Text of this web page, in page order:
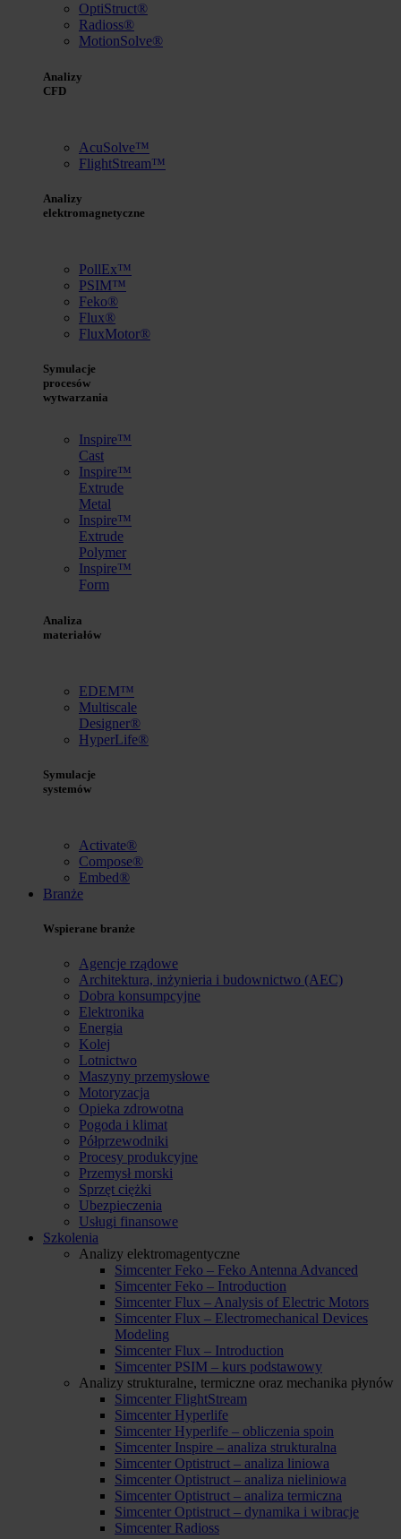
OptiStruct®
Radioss®
MotionSolve®
Analizy
CFD
AcuSolve™
FlightStream™
Analizy
elektromagnetyczne
PollEx™
PSIM™
Feko®
Flux®
FluxMotor®
Symulacje
procesów
wytwarzania
Inspire™
Cast
Inspire™
Extrude
Metal
Inspire™
Extrude
Polymer
Inspire™
Form
Analiza
materiałów
EDEM™
Multiscale
Designer®
HyperLife®
Symulacje
systemów
Activate®
Compose®
Embed®
Branże
Wspierane branże
Agencje rządowe
Architektura, inżynieria i budownictwo (AEC)
Dobra konsumpcyjne
Elektronika
Energia
Kolej
Lotnictwo
Maszyny przemysłowe
Motoryzacja
Opieka zdrowotna
Pogoda i klimat
Półprzewodniki
Procesy produkcyjne
Przemysł morski
Sprzęt ciężki
Ubezpieczenia
Usługi finansowe
Szkolenia
Analizy elektromagentyczne
Simcenter Feko – Feko Antenna Advanced
Simcenter Feko – Introduction
Simcenter Flux – Analysis of Electric Motors
Simcenter Flux – Electromechanical Devices
Modeling
Simcenter Flux – Introduction
Simcenter PSIM – kurs podstawowy
Analizy strukturalne, termiczne oraz mechanika płynów
Simcenter FlightStream
Simcenter Hyperlife
Simcenter Hyperlife – obliczenia spoin
Simcenter Inspire – analiza strukturalna
Simcenter Optistruct – analiza liniowa
Simcenter Optistruct – analiza nieliniowa
Simcenter Optistruct – analiza termiczna
Simcenter Optistruct – dynamika i wibracje
Simcenter Radioss